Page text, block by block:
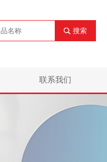
搜索
联系我们